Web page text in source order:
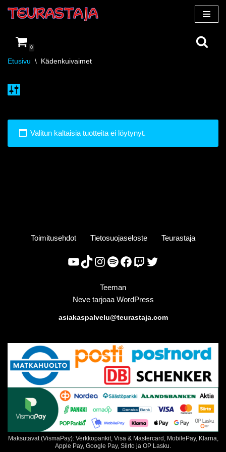
suoraan
sisältöön
0
Etusivu \ Kädenkuivaimet
Valitun kaltaisia tuotteita ei löytynyt.
Toimitusehdot Tietosuojaseloste Teurastaja
Teeman
NevetarjoaaWordPress
asiakaspalvelu@teurastaja.com
Maksutavat (VismaPay): Verkkopankit, Visa & Mastercard, MobilePay, Klarna,
Apple Pay, Google Pay, Siirto ja OP Lasku.